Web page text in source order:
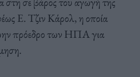
Ε. Τζιν Κάρολ, η οποία
πρόεδρο των ΗΠΑ για